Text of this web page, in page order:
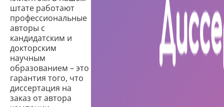
штате работают
профессиональные
авторы с
кандидатским и
докторским
научным
образованием – это
гарантия того, что
диссертация на
заказ от автора